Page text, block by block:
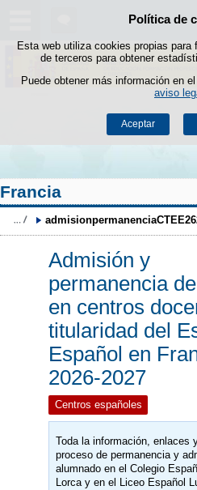
Política de
Esta web utiliza cookies propias
de terceros para obtener
Puede obtener más información en
aviso
Aceptar
Francia
Admisión y
permanencia
en centros
titularidad del
Español en
2026-2027
Centros españoles
Toda la información, enlaces
proceso de permanencia y
alumnado en el Colegio
Lorca y en el Liceo Español